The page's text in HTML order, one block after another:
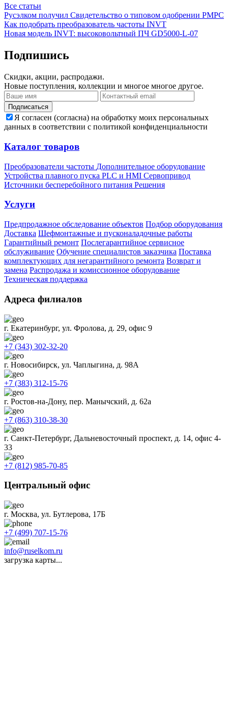
Все статьи
Русэлком получил Свидетельство о типовом одобрении РМРС
Как подобрать преобразователь частоты INVT
Новая модель INVT: высоковольтный ПЧ GD5000-L-07
Подпишись
Скидки, акции, распродажи.
Новые поступления, коллекции и многое многое другое.
Подписаться
Я согласен (согласна) на обработку моих персональных
данных в соответствии с политикой конфиденциальности
Каталог товаров
Преобразователи частоты Дополнительное оборудование
Устройства плавного пуска PLC и HMI Сервопривод
Источники бесперебойного питания Решения
Услуги
Предпродажное обследование объектов Подбор оборудования
Доставка Шефмонтажные и пусконаладочные работы
Гарантийный ремонт Послегарантийное сервисное
обслуживание Обучение специалистов заказчика Поставка
комплектующих для негарантийного ремонта Возврат и
замена Распродажа и комиссионное оборудование
Техническая поддержка
Адреса филиалов
г. Екатеринбург, ул. Фролова, д. 29, офис 9
+7 (343) 302-32-20
г. Новосибирск, ул. Чаплыгина, д. 98А
+7 (383) 312-15-76
г. Ростов-на-Дону, пер. Манычский, д. 62а
+7 (863) 310-38-30
г. Санкт-Петербург, Дальневосточный проспект, д. 14, офис 4-
33
+7 (812) 985-70-85
Центральный офис
г. Москва, ул. Бутлерова, 17Б
+7 (499) 707-15-76
info@ruselkom.ru
загрузка карты...